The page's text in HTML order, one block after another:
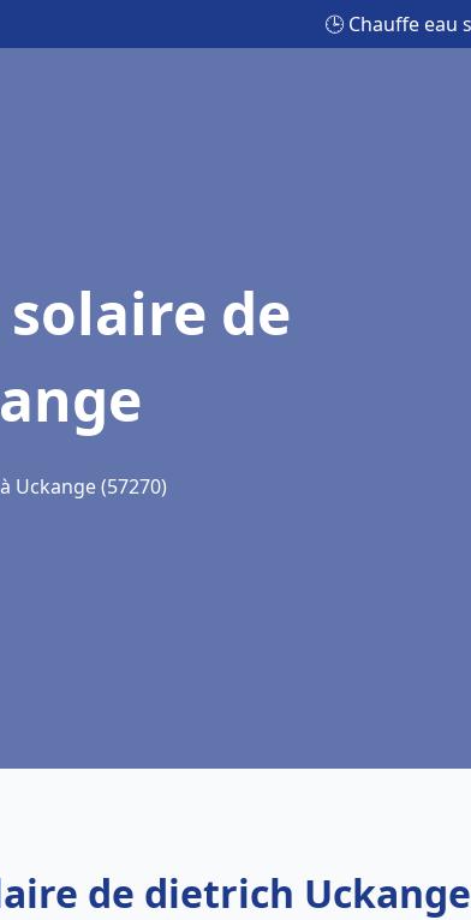
🕒 Chauffe eau
de
Uckange (57270)
de dietrich Uckange